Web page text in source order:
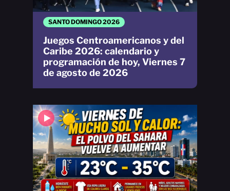
SANTO DOMINGO 2026
Juegos Centroamericanos y del
Caribe 2026: calendario y
programación de hoy, Viernes 7
de agosto de 2026